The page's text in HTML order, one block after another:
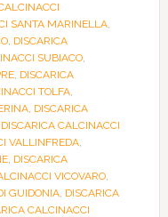
SANTA MARINELLA,
, DISCARICA
SUBIACO,
, DISCARICA
TOLFA,
, DISCARICA
DISCARICA CALCINACCI
VALLINFREDA,
, DISCARICA
VICOVARO,
GUIDONIA, DISCARICA
CALCINACCI